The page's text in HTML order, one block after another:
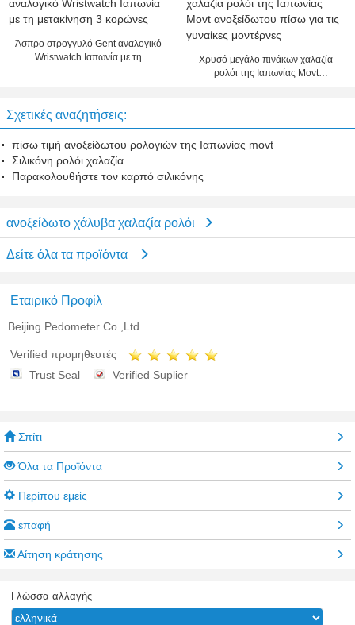
Άσπρο στρογγυλό Gent αναλογικό
Wristwatch Ιαπωνία με τη
Χρυσό μεγάλο πινάκων χαλαζία
ρολόι της Ιαπωνίας Movt
Σχετικές αναζητήσεις:
πίσω τιμή ανοξείδωτου ρολογιών της Ιαπωνίας movt
Σιλικόνη ρολόι χαλαζία
Παρακολουθήστε τον καρπό σιλικόνης
ανοξείδωτο χάλυβα χαλαζία ρολόι
Δείτε όλα τα προϊόντα
Εταιρικό Προφίλ
Beijing Pedometer Co.,Ltd.
Verified προμηθευτές
Trust Seal
Verified Suplier
Σπίτι
Όλα τα Προϊόντα
Περίπου εμείς
επαφή
Αίτηση κράτησης
Γλώσσα αλλαγής